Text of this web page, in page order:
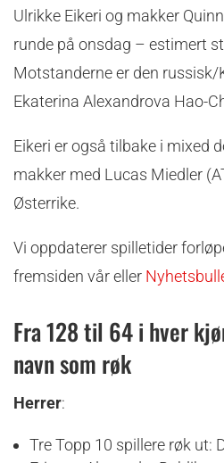
Ulrikke Eikeri og makker
runde på onsdag – estimert
Motstanderne er den russisk/
Ekaterina Alexandrova Hao-
Eikeri er også tilbake i mixed
makker med Lucas Miedler
Østerrike.
Vi oppdaterer spilletider
fremsiden vår eller
Fra 128 til 64 i hver
navn som røk
Herrer:
Tre Topp 10 spillere røk ut: